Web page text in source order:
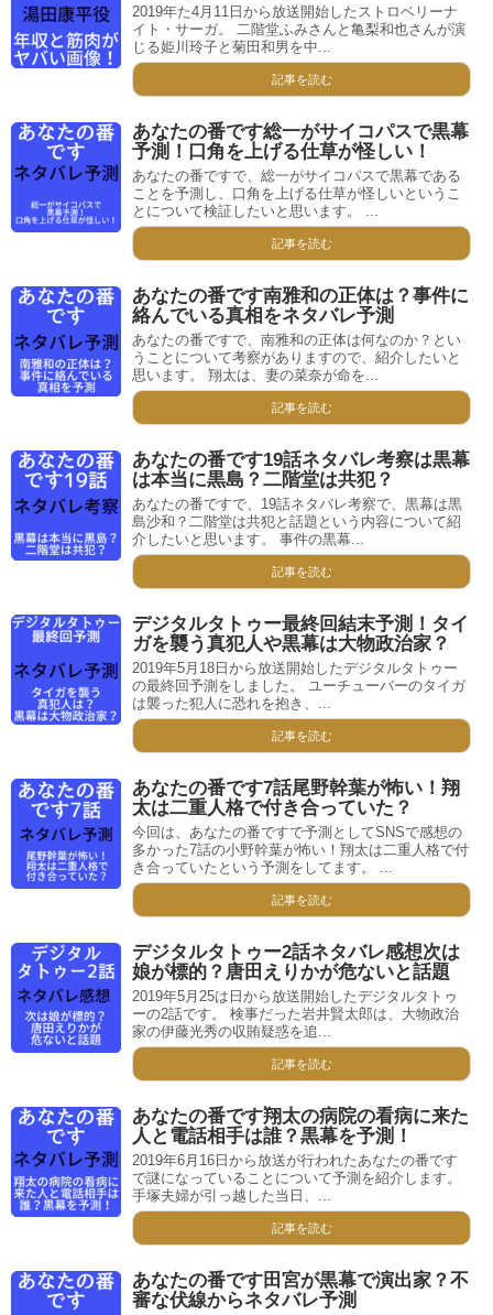
2019年た4月11日から放送開始したストロベリーナ
イト・サーガ。 二階堂ふみさんと亀梨和也さんが演
じる姫川玲子と菊田和男を中...
記事を読む
あなたの番です総一がサイコパスで黒幕
予測！口角を上げる仕草が怪しい！
あなたの番ですで、総一がサイコパスで黒幕である
ことを予測し、口角を上げる仕草が怪しいというこ
とについて検証したいと思います。 ...
記事を読む
あなたの番です南雅和の正体は？事件に
絡んでいる真相をネタバレ予測
あなたの番ですで、南雅和の正体は何なのか？とい
うことについて考察がありますので、紹介したいと
思います。 翔太は、妻の菜奈が命を...
記事を読む
あなたの番です19話ネタバレ考察は黒幕
は本当に黒島？二階堂は共犯？
あなたの番ですで、19話ネタバレ考察で、黒幕は黒
島沙和？二階堂は共犯と話題という内容について紹
介したいと思います。 事件の黒幕...
記事を読む
デジタルタトゥー最終回結末予測！タイ
ガを襲う真犯人や黒幕は大物政治家？
2019年5月18日から放送開始したデジタルタトゥー
の最終回予測をしました。 ユーチューバーのタイガ
は襲った犯人に恐れを抱き、...
記事を読む
あなたの番です7話尾野幹葉が怖い！翔
太は二重人格で付き合っていた？
今回は、あなたの番ですで予測としてSNSで感想の
多かった7話の小野幹葉が怖い！翔太は二重人格で付
き合っていたという予測をしてます。 ...
記事を読む
デジタルタトゥー2話ネタバレ感想次は
娘が標的？唐田えりかが危ないと話題
2019年5月25は日から放送開始したデジタルタトゥ
ーの2話です。 検事だった岩井賢太郎は、大物政治
家の伊藤光秀の収賄疑惑を追...
記事を読む
あなたの番です翔太の病院の看病に来た
人と電話相手は誰？黒幕を予測！
2019年6月16日から放送が行われたあなたの番です
で謎になっていることについて予測を紹介します。
手塚夫婦が引っ越した当日、...
記事を読む
あなたの番です田宮が黒幕で演出家？不
審な伏線からネタバレ予測